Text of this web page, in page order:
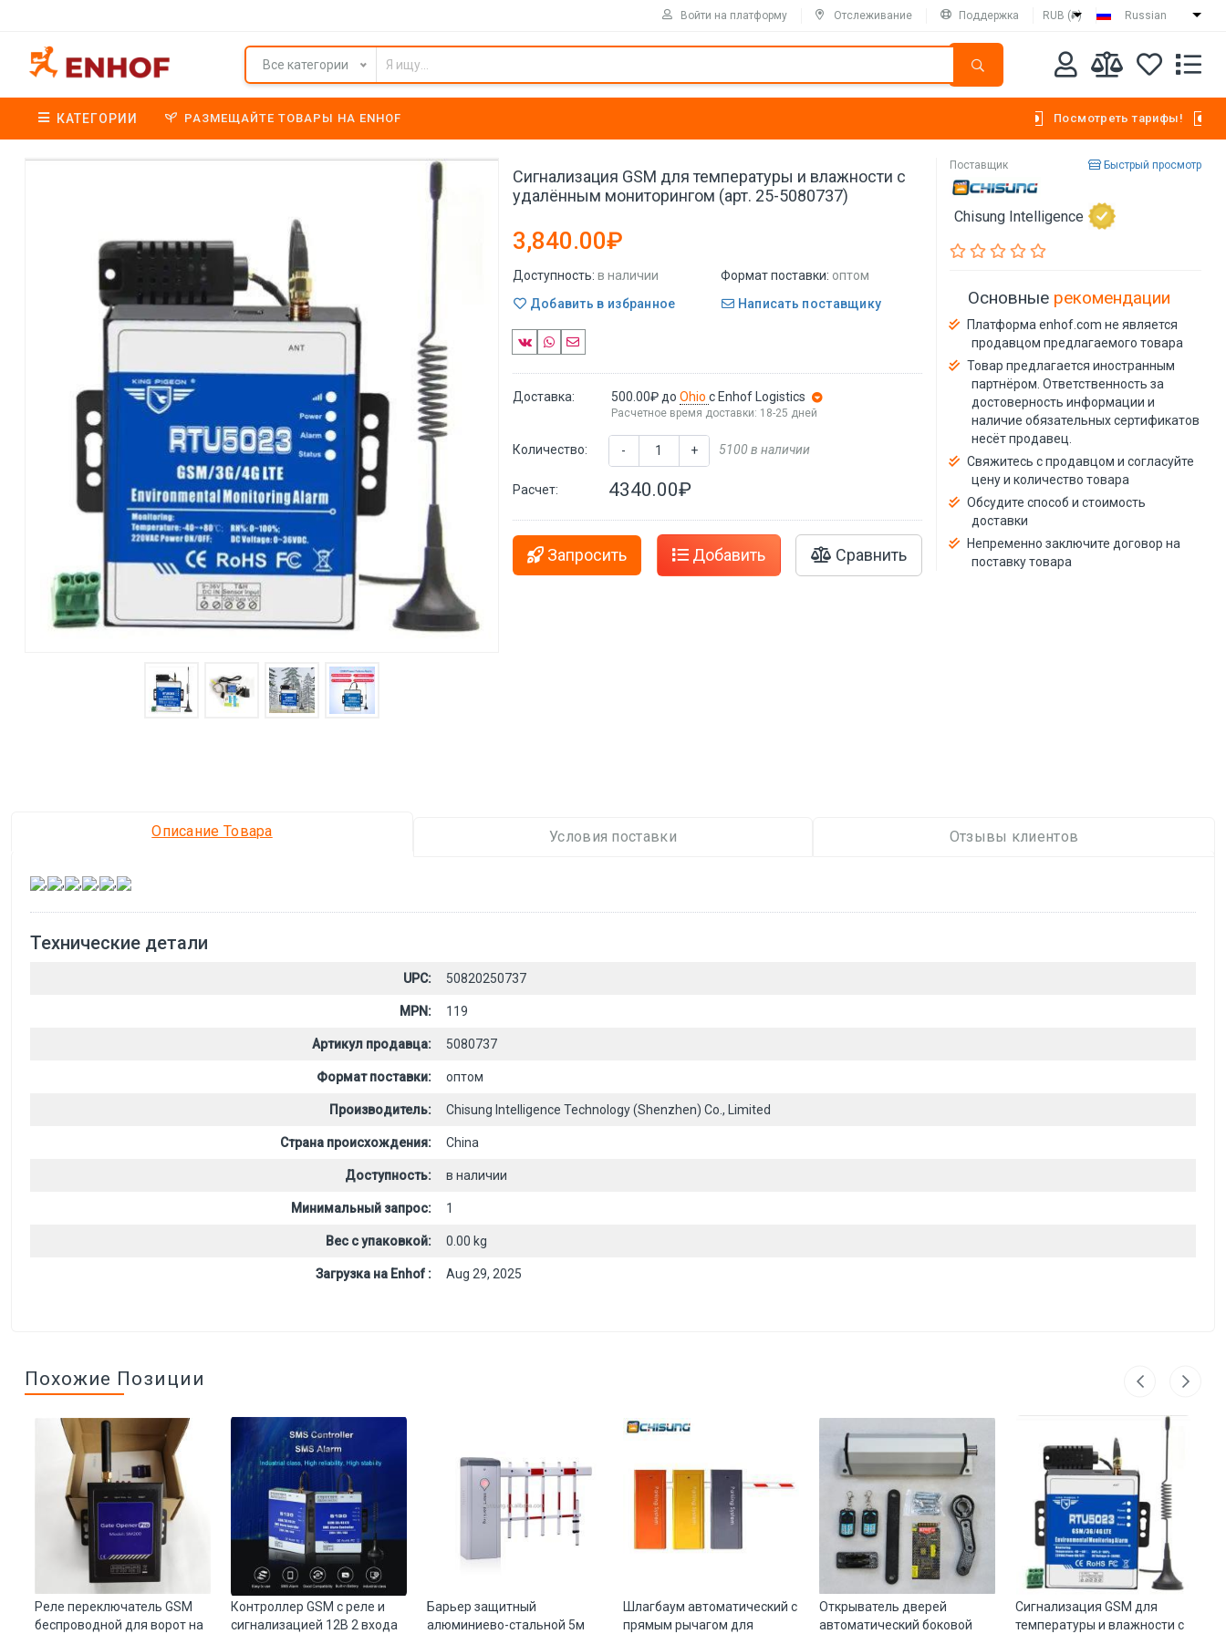
Войти на платформу Отслеживание Поддержка RUB (₽) Russian
Все категории
КАТЕГОРИИ РАЗМЕЩАЙТЕ ТОВАРЫ НА ENHOF Посмотреть тарифы!
Сигнализация GSM для температуры и влажности с
удалённым мониторингом (арт. 25-5080737)
3,840.00₽
Доступность: в наличии Формат поставки: оптом
Добавить в избранное
Написать поставщику
Доставка: 500.00₽ доOhioс Enhof Logistics
Расчетное время доставки: 18-25 дней
Количество: - + 5100 в наличии
Расчет: 4340.00₽
Запросить Добавить Сравнить
Поставщик Быстрый просмотр
Chisung Intelligence
Основные рекомендации
Платформа enhof.com не является
продавцом предлагаемого товара
Товар предлагается иностранным
партнёром. Ответственность за
достоверность информации и
наличие обязательных сертификатов
несёт продавец.
Свяжитесь с продавцом и согласуйте
цену и количество товара
Обсудите способ и стоимость
доставки
Непременно заключите договор на
поставку товара
Описание Товара Условия поставки Отзывы клиентов
, , , , ,
Технические детали
UPC: 50820250737
MPN: 119
Артикул продавца: 5080737
Формат поставки: оптом
Производитель: Chisung Intelligence Technology (Shenzhen) Co., Limited
Страна происхождения: China
Доступность: в наличии
Минимальный запрос: 1
Вес с упаковкой: 0.00 kg
Загрузка на Enhof : Aug 29, 2025
Похожие Позиции
Реле переключатель GSM
беспроводной для ворот на
Контроллер GSM с реле и
сигнализацией 12В 2 входа
Барьер защитный
алюминиево-стальной 5м
Шлагбаум автоматический с
прямым рычагом для
Открыватель дверей
автоматический боковой
Сигнализация GSM для
температуры и влажности с